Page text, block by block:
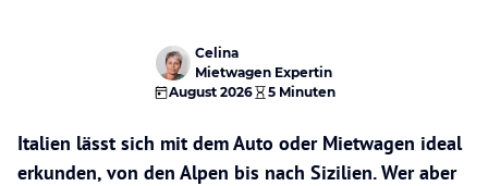
Celina
Mietwagen Expertin
August 2026
5 Minuten
Italien lässt sich mit dem Auto oder Mietwagen ideal
erkunden, von den Alpen bis nach Sizilien. Wer aber